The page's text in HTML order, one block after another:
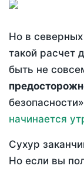
Но в
такой расчет
быть не
начинается
Сухур
Но если вы